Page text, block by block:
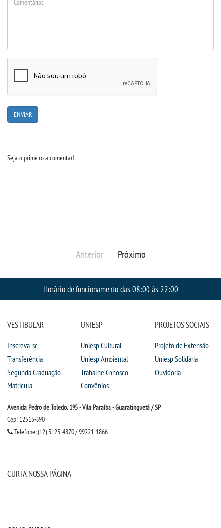
REGULAMENTOS
PPC
LOGIN
CONTATO
IMPRENSA
TRABALHE CONOSCO
OUVIDORIA
Seja o primeiro a comentar!
Anterior Próximo
Horário de funcionamento das 08:00 às 22:00
VESTIBULAR
Inscreva-se
Transferência
Segunda Graduação
Matrícula
UNIESP
Uniesp Cultural
Uniesp Ambiental
Trabalhe Conosco
Convênios
PROJETOS SOCIAIS
Projeto de Extensão
Uniesp Solidária
Ouvidoria
Avenida Pedro de Toledo, 195 - Vila Paraíba - Guaratinguetá / SP
Cep: 12515-690
Telefone: (12) 3123-4870 / 99221-1866
CURTA NOSSA PÁGINA